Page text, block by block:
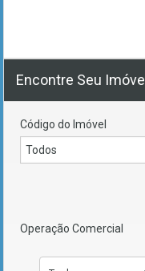
Encontre Seu Imóvel
Código do Imóvel
Operação Comercial